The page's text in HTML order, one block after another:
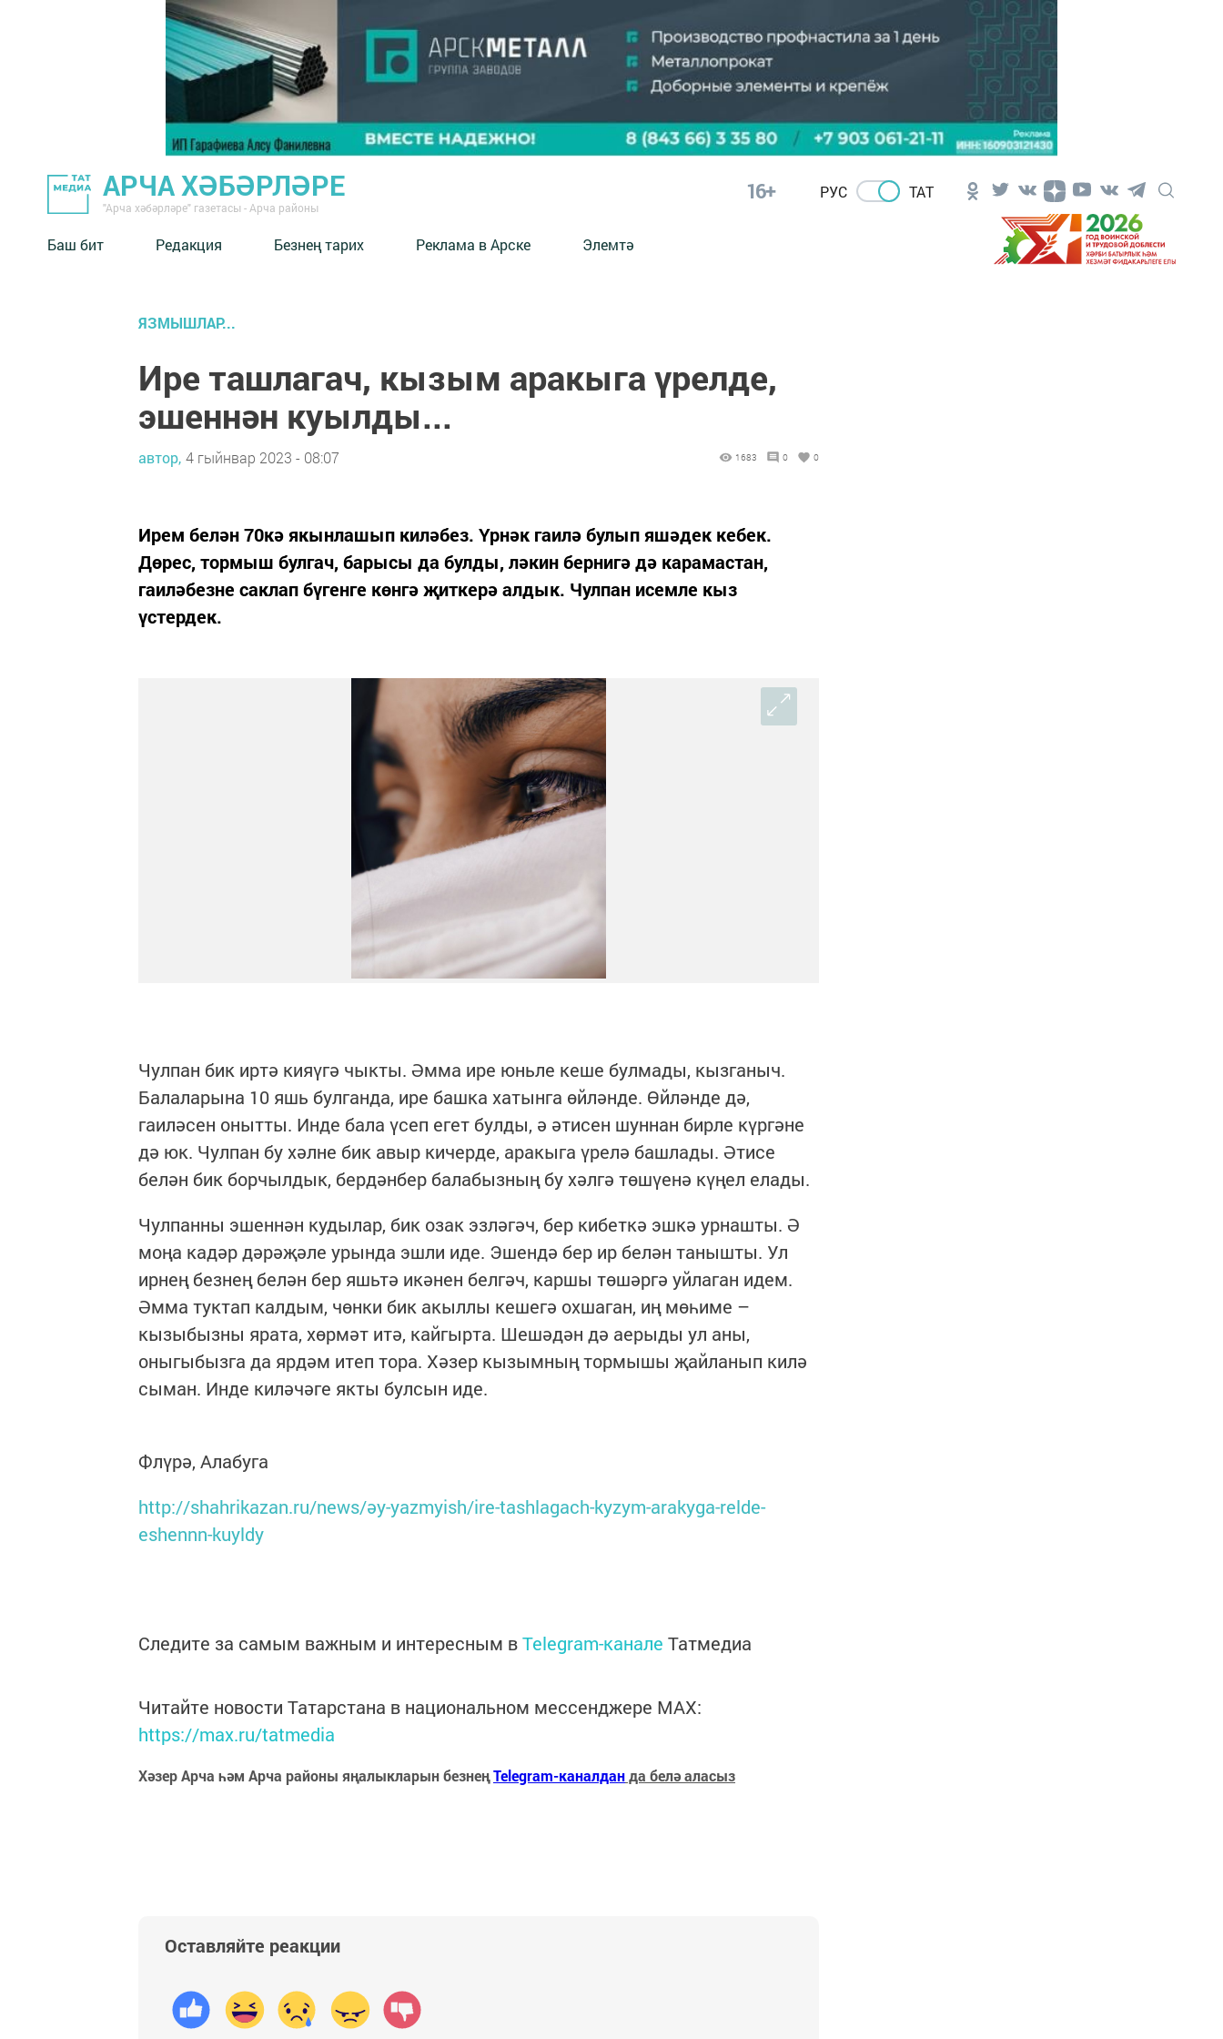
АРЧА ХӘБӘРЛӘРЕ
"Арча хәбәрләре" газетасы - Арча районы
16+ РУС ТАТ
Баш бит Редакция Безнең тарих Реклама в Арске Элемтә
ЯЗМЫШЛАР...
Ире ташлагач, кызым аракыга үрелде,
эшеннән куылды...
автор, 4 гыйнвар 2023 - 08:07 1683 0 0
Ирем белән 70кә якынлашып киләбез. Үрнәк гаилә булып яшәдек кебек.
Дөрес, тормыш булгач, барысы да булды, ләкин бернигә дә карамастан,
гаиләбезне саклап бүгенге көнгә җиткерә алдык. Чулпан исемле кыз
үстердек.
Чулпан бик иртә кияүгә чыкты. Әмма ире юньле кеше булмады, кызганыч.
Балаларына 10 яшь булганда, ире башка хатынга өйләнде. Өйләнде дә,
гаиләсен онытты. Инде бала үсеп егет булды, ә әтисен шуннан бирле күргәне
дә юк. Чулпан бу хәлне бик авыр кичерде, аракыга үрелә башлады. Әтисе
белән бик борчылдык, бердәнбер балабызның бу хәлгә төшүенә күңел елады.
Чулпанны эшеннән кудылар, бик озак эзләгәч, бер кибеткә эшкә урнашты. Ә
моңа кадәр дәрәҗәле урында эшли иде. Эшендә бер ир белән танышты. Ул
ирнең безнең белән бер яшьтә икәнен белгәч, каршы төшәргә уйлаган идем.
Әмма туктап калдым, чөнки бик акыллы кешегә охшаган, иң мөһиме –
кызыбызны ярата, хөрмәт итә, кайгырта. Шешәдән дә аерыды ул аны,
оныгыбызга да ярдәм итеп тора. Хәзер кызымның тормышы җайланып килә
сыман. Инде киләчәге якты булсын иде.
Флүрә, Алабуга
http://shahrikazan.ru/news/әy-yazmyish/ire-tashlagach-kyzym-arakyga-relde-
eshennn-kuyldy
Следите за самым важным и интересным вTelegram-канале Татмедиа
Читайте новости Татарстана в национальном мессенджере MАХ:
https://max.ru/tatmedia
Хәзер Арча һәм Арча районы яңалыкларын безнеңTelegram-каналданда белә аласыз
Оставляйте реакции